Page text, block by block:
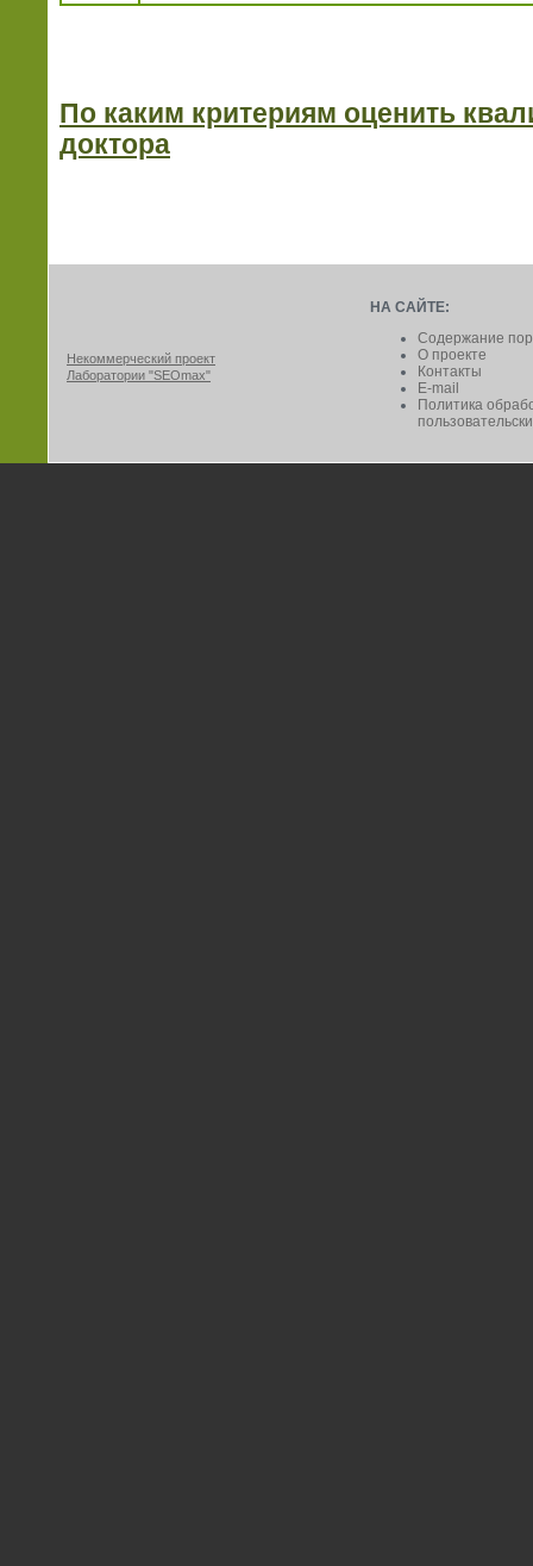
По каким критериям оценить
доктора
Некоммерческий проект
Лаборатории "SEOmax"
НА САЙТЕ:
Содержание
О проекте
Контакты
E-mail
Политика